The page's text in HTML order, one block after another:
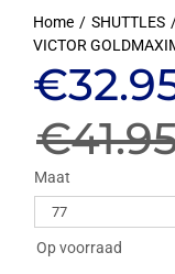
Home SHUTTLES
VICTOR
€
€
is:
Maat
Op voorraad